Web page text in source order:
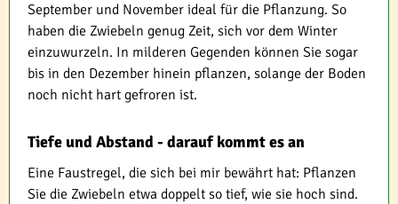
September und November ideal für die Pflanzung. So
haben die Zwiebeln genug Zeit, sich vor dem Winter
einzuwurzeln. In milderen Gegenden können Sie sogar
bis in den Dezember hinein pflanzen, solange der Boden
noch nicht hart gefroren ist.
Tiefe und Abstand - darauf kommt es an
Eine Faustregel, die sich bei mir bewährt hat: Pflanzen
Sie die Zwiebeln etwa doppelt so tief, wie sie hoch sind.